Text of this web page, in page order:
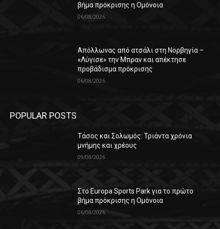
βήμα πρόκρισης η Ομόνοια
06/08/2026
Απόλλωνας από ατσάλι στη Νορβηγία –
«Λύγισε» την Μπραν και απέκτησε
προβάδισμα πρόκρισης
06/08/2026
POPULAR POSTS
Τάσος και Σολωμός: Τριάντα χρόνια
μνήμης και χρέους
09/08/2026
Στο Europa Sports Park για το πρώτο
βήμα πρόκρισης η Ομόνοια
06/08/2026